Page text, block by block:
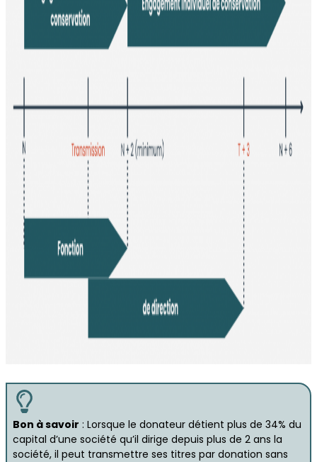
Bon à savoir : Lorsque le donateur détient plus de 34% du
capital d’une société qu’il dirige depuis plus de 2 ans la
société, il peut transmettre ses titres par donation sans